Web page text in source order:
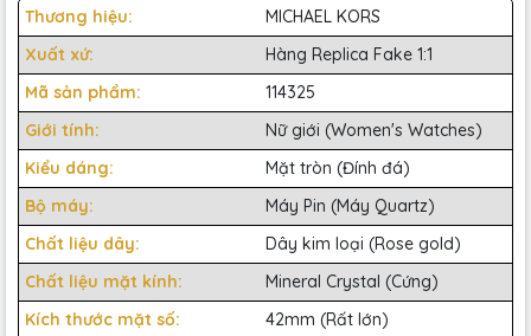
Thương hiệu:
MICHAEL KORS
Xuất xứ:
Hàng Replica Fake 1:1
Mã sản phẩm:
114325
Giới tính:
Nữ giới (Women's Watches)
Kiểu dáng:
Mặt tròn (Đính đá)
Bộ máy:
Máy Pin (Máy Quartz)
Chất liệu dây:
Dây kim loại (Rose gold)
Chất liệu mặt kính:
Mineral Crystal (Cứng)
Kích thước mặt số:
42mm (Rất lớn)